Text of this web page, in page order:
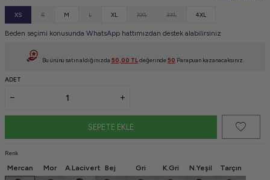
XS S M L XL XXL 3XL 4XL
Beden seçimi konusunda WhatsApp hattımızdan destek alabilirsiniz
Bu ürünü satın aldığınızda 50,00 TL değerinde50 Parapuan kazanacaksınız.
ADET
SEPETE EKLE
Renk
Mercan Mor A.Lacivert Bej Gri K.Gri N.Yeşil Tarçın